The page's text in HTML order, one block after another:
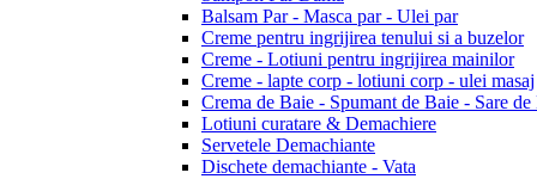
Balsam Par - Masca par - Ulei par
Creme pentru ingrijirea tenului si a buzelor
Creme - Lotiuni pentru ingrijirea mainilor
Creme - lapte corp - lotiuni corp - ulei masaj
Crema de Baie - Spumant de Baie - Sare de
Lotiuni curatare & Demachiere
Servetele Demachiante
Dischete demachiante - Vata